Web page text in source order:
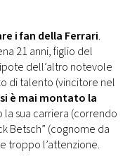
i fan della Ferrari.
21 anni, figlio del
dell’altro notevole
di talento (vincitore nel
è mai montato la
la sua carriera (correndo
Betsch” (cognome da
troppo l’attenzione.